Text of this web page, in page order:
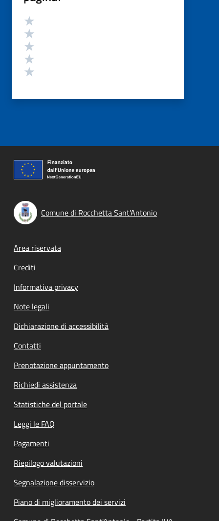
Valutazione
Comune di Rocchetta Sant'Antonio
Footer menu
Area riservata
Crediti
Informativa privacy
Note legali
Dichiarazione di accessibilità
Contatti
Prenotazione appuntamento
Richiedi assistenza
Statistiche del portale
Leggi le FAQ
Pagamenti
Riepilogo valutazioni
Segnalazione disservizio
Piano di miglioramento dei servizi